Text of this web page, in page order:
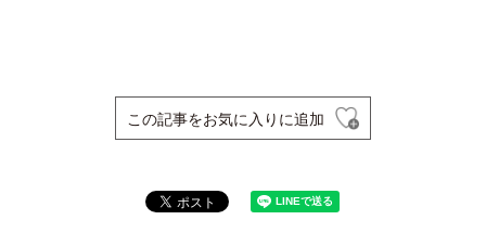
この記事をお気に入りに追加